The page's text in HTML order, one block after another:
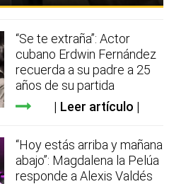
“Se te extraña”: Actor
cubano Erdwin Fernández
recuerda a su padre a 25
años de su partida
Leer artículo
“Hoy estás arriba y mañana
abajo”: Magdalena la Pelúa
responde a Alexis Valdés